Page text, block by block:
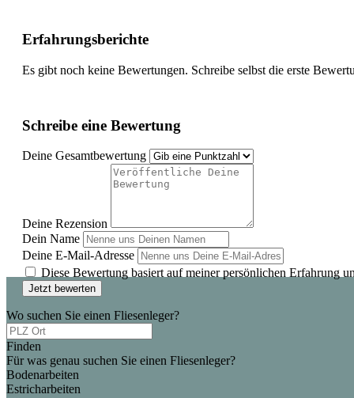
Erfahrungsberichte
Es gibt noch keine Bewertungen. Schreibe selbst die erste
Schreibe eine Bewertung
Deine Gesamtbewertung
Deine Rezension
Dein Name
Deine E-Mail-Adresse
Diese Bewertung basiert auf meiner persönlichen Erfahrung
Jetzt bewerten
Wo suchen Sie einen Fliesenleger?
Finden
Für was genau suchen Sie einen Fliesenleger?
Bodenarbeiten
Estricharbeiten